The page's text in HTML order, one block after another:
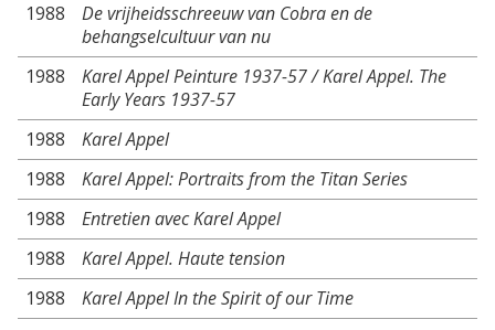
1988
De vrijheidsschreeuw van Cobra en de
behangselcultuur van nu
1988
Karel Appel Peinture 1937-57 / Karel Appel. The
Early Years 1937-57
1988
Karel Appel
1988
Karel Appel: Portraits from the Titan Series
1988
Entretien avec Karel Appel
1988
Karel Appel. Haute tension
1988
Karel Appel In the Spirit of our Time